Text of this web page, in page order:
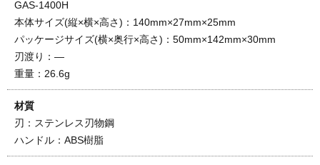
GAS-1400H
本体サイズ(縦×横×高さ)：140mm×27mm×25mm
パッケージサイズ(横×奥行×高さ)：50mm×142mm×30mm
刃渡り：―
重量：26.6g
材質
刃：ステンレス刃物鋼
ハンドル：ABS樹脂